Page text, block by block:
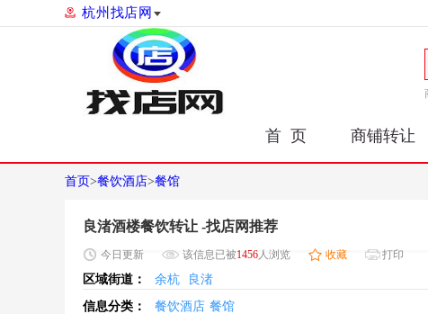
杭州找店网
首 页 商铺转让
首页>餐饮酒店>餐馆
良渚酒楼餐饮转让 -找店网推荐
今日 更新 该信息已被1456人浏览 收藏 打印
区域街道： 余杭
良渚
信息分类：
餐饮酒店 餐馆